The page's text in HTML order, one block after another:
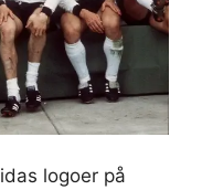
logoer på